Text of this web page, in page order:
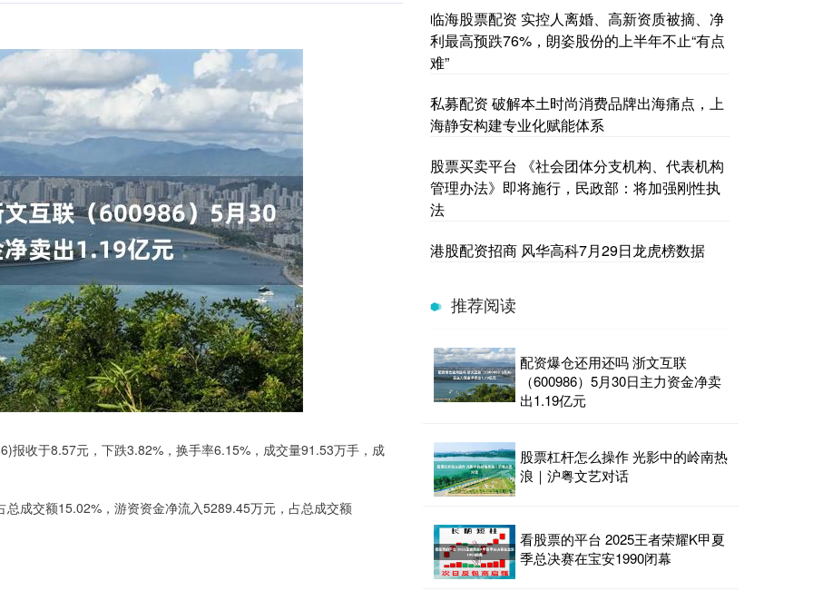
报收于8.57元，下跌3.82%，换手率6.15%，成交量91.53万手，成
成交额15.02%，游资资金净流入5289.45万元，占总成交额
临海股票配资 实控人离婚、高新资质被摘、净
利最高预跌76%，朗姿股份的上半年不止“有点
难”
私募配资 破解本土时尚消费品牌出海痛点，上
海静安构建专业化赋能体系
股票买卖平台 《社会团体分支机构、代表机构
管理办法》即将施行，民政部：将加强刚性执
法
港股配资招商 风华高科7月29日龙虎榜数据
推荐阅读
配资爆仓还用还吗 浙文互联
（600986）5月30日主力资金净卖
出1.19亿元
股票杠杆怎么操作 光影中的岭南热
浪｜沪粤文艺对话
看股票的平台 2025王者荣耀K甲夏
季总决赛在宝安1990闭幕